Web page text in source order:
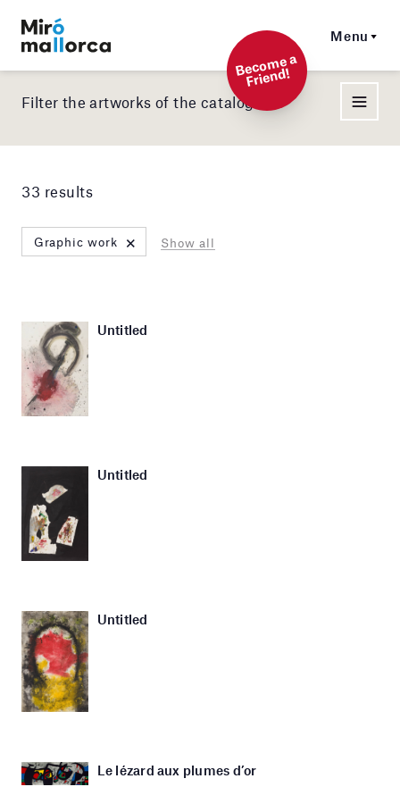
Menu
Beco
me a
Friend!
Filter the artworks of the catalog
33 results
Graphic work × Show all
Untitled
Untitled
Untitled
Le lézard aux plumes d’or